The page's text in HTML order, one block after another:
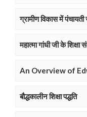
ग्रामीण विकास में
महात्मा गांधी जी के शिक्षा
An Overview of
बौद्धकालीन शिक्षा पद्धति